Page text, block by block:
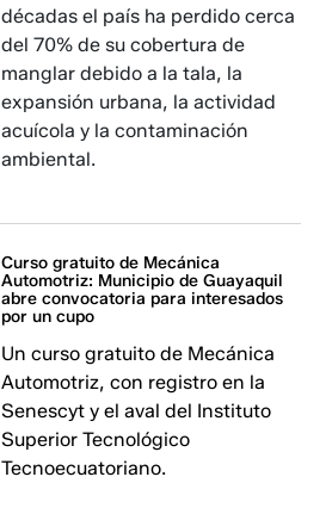
décadas el país ha perdido cerca
del 70% de su cobertura de
manglar debido a la tala, la
expansión urbana, la actividad
acuícola y la contaminación
ambiental.
Curso gratuito de Mecánica
Automotriz: Municipio de Guayaquil
abre convocatoria para interesados
por un cupo
Un curso gratuito de Mecánica
Automotriz, con registro en la
Senescyt y el aval del Instituto
Superior Tecnológico
Tecnoecuatoriano.